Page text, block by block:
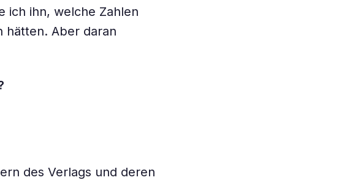
ich ihn, welche Zahlen
hätten. Aber daran
des Verlags und deren